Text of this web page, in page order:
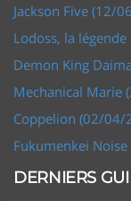
Jackson Five (12/
Lodoss, la
Demon King
Mechanical Marie
Coppelion (02/04/
Fukumenkei
DERNIERS